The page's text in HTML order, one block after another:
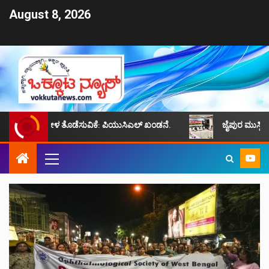
August 8, 2026
ಕೋಳ ತೊಡೆಸುವಿಕೆ: ಪಿಯುಸಿಎಲ್ ಖಂಡನೆ. ಜೈಪುರ ಮುಸ್ಲಿಮ್